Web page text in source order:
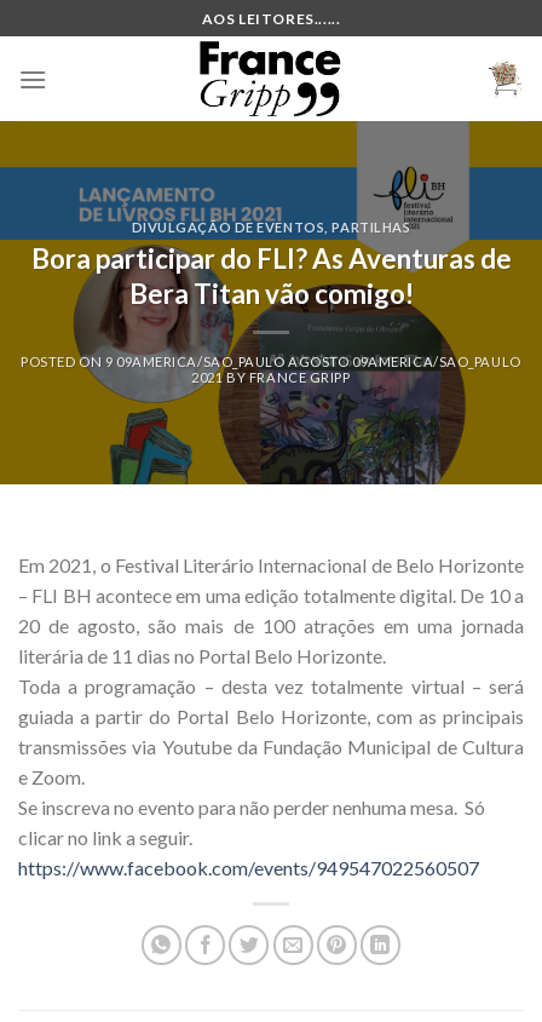
to
content
AOS LEITORES......
DIVULGAÇÃO DE EVENTOS ,PARTILHAS
Bora participar do FLI? As Aventuras de
Bera Titan vão comigo!
POSTED ON 9 09AMERICA/SAO_PAULO AGOSTO 09AMERICA/SAO_PAULO
2021BY FRANCE GRIPP
Em 2021, o Festival Literário Internacional de Belo Horizonte
– FLI BH acontece em uma edição totalmente digital. De 10 a
20 de agosto, são mais de 100 atrações em uma jornada
literária de 11 dias no Portal Belo Horizonte.
Toda a programação – desta vez totalmente virtual – será
guiada a partir do Portal Belo Horizonte, com as principais
transmissões via Youtube da Fundação Municipal de Cultura
e Zoom.
Se inscreva no evento para não perder nenhuma mesa. Só
clicar no link a seguir.
https://www.facebook.com/events/949547022560507